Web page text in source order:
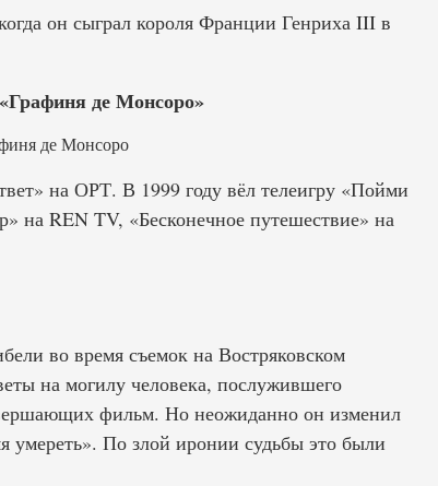
он сыграл короля Франции Генриха III в
де Монсоро»
на ОРТ. В 1999 году вёл телеигру «Пойми
на REN TV, «Бесконечное путешествие» на
во время съемок на Востряковском
на могилу человека, послужившего
фильм. Но неожиданно он изменил
умереть». По злой иронии судьбы это были